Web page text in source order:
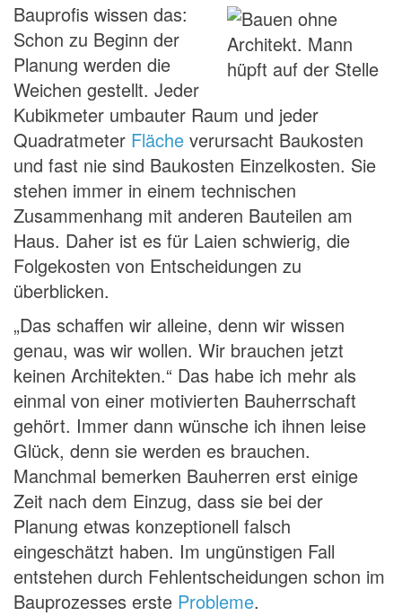
Bauprofis wissen das:
Schon zu Beginn der
Planung werden die
Weichen gestellt. Jeder
Kubikmeter umbauter Raum und jeder
Quadratmeter Fläche verursacht Baukosten
und fast nie sind Baukosten Einzelkosten. Sie
stehen immer in einem technischen
Zusammenhang mit anderen Bauteilen am
Haus. Daher ist es für Laien schwierig, die
Folgekosten von Entscheidungen zu
überblicken.
„Das schaffen wir alleine, denn wir wissen
genau, was wir wollen. Wir brauchen jetzt
keinen Architekten.“ Das habe ich mehr als
einmal von einer motivierten Bauherrschaft
gehört. Immer dann wünsche ich ihnen leise
Glück, denn sie werden es brauchen.
Manchmal bemerken Bauherren erst einige
Zeit nach dem Einzug, dass sie bei der
Planung etwas konzeptionell falsch
eingeschätzt haben. Im ungünstigen Fall
entstehen durch Fehlentscheidungen schon im
Bauprozesses erste Probleme.